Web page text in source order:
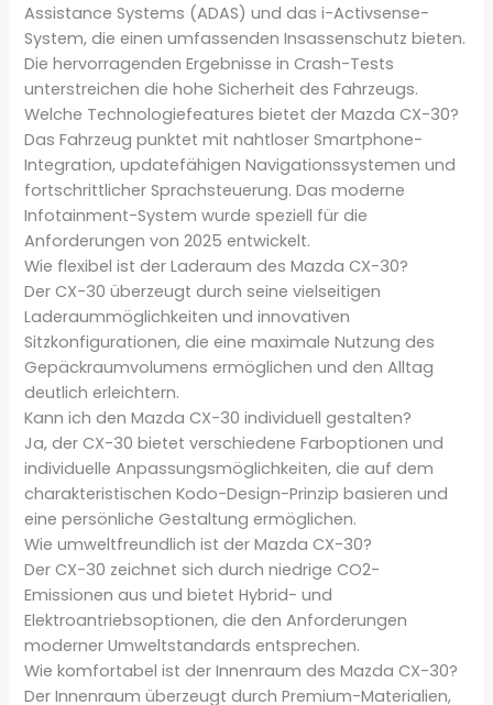
Assistance Systems (ADAS) und das i-Activsense-
System, die einen umfassenden Insassenschutz bieten.
Die hervorragenden Ergebnisse in Crash-Tests
unterstreichen die hohe Sicherheit des Fahrzeugs.
Welche Technologiefeatures bietet der Mazda CX-30?
Das Fahrzeug punktet mit nahtloser Smartphone-
Integration, updatefähigen Navigationssystemen und
fortschrittlicher Sprachsteuerung. Das moderne
Infotainment-System wurde speziell für die
Anforderungen von 2025 entwickelt.
Wie flexibel ist der Laderaum des Mazda CX-30?
Der CX-30 überzeugt durch seine vielseitigen
Laderaummöglichkeiten und innovativen
Sitzkonfigurationen, die eine maximale Nutzung des
Gepäckraumvolumens ermöglichen und den Alltag
deutlich erleichtern.
Kann ich den Mazda CX-30 individuell gestalten?
Ja, der CX-30 bietet verschiedene Farboptionen und
individuelle Anpassungsmöglichkeiten, die auf dem
charakteristischen Kodo-Design-Prinzip basieren und
eine persönliche Gestaltung ermöglichen.
Wie umweltfreundlich ist der Mazda CX-30?
Der CX-30 zeichnet sich durch niedrige CO2-
Emissionen aus und bietet Hybrid- und
Elektroantriebsoptionen, die den Anforderungen
moderner Umweltstandards entsprechen.
Wie komfortabel ist der Innenraum des Mazda CX-30?
Der Innenraum überzeugt durch Premium-Materialien,